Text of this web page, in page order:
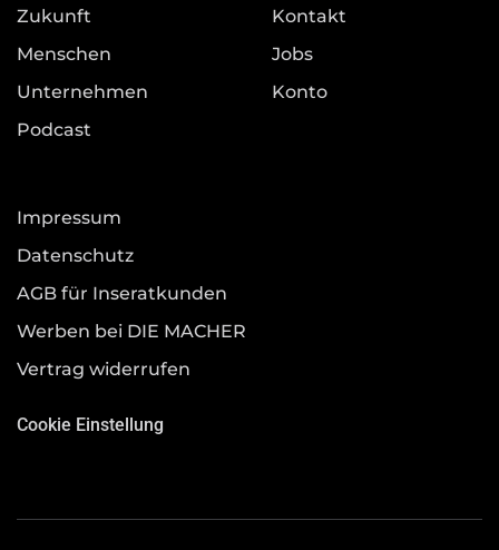
Zukunft
Menschen
Unternehmen
Podcast
Kontakt
Jobs
Konto
Impressum
Datenschutz
AGB für Inseratkunden
Werben bei DIE MACHER
Vertrag widerrufen
Cookie Einstellung